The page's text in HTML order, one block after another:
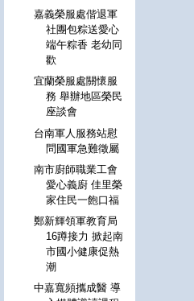
嘉義榮服處偕退軍
社團包粽送愛心
端午粽香 老幼同
歡
宜蘭榮服處關懷服
務 舉辦地區榮民
座談會
台南軍人服務站慰
問國軍急難徵屬
南市廚師職業工會
愛心義廚 佳里榮
家住民一飽口福
鄭新輝領軍教育局
16蹲接力 掀起南
市國小健康促熱
潮
中嘉寬頻攜成醫 導